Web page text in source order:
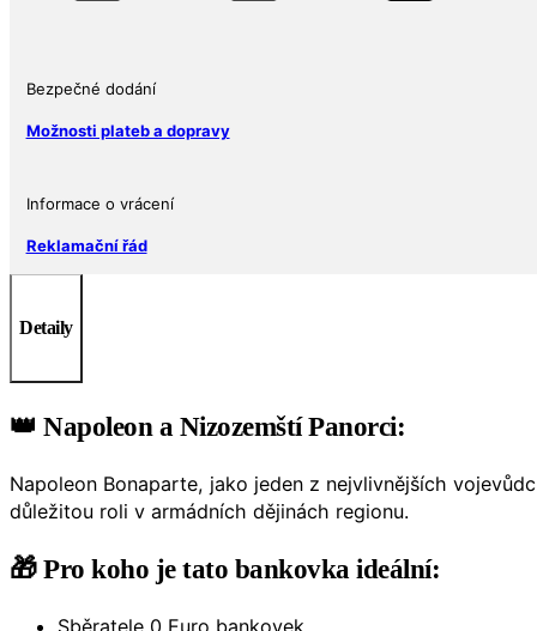
množství
Bezpečné dodání
Možnosti plateb a dopravy
Informace o vrácení
Reklamační řád
Detaily
👑 Napoleon a Nizozemští Panorci:
Napoleon Bonaparte, jako jeden z nejvlivnějších
důležitou roli v armádních dějinách regionu.
🎁 Pro koho je tato bankovka ideální:
Sběratele 0 Euro bankovek